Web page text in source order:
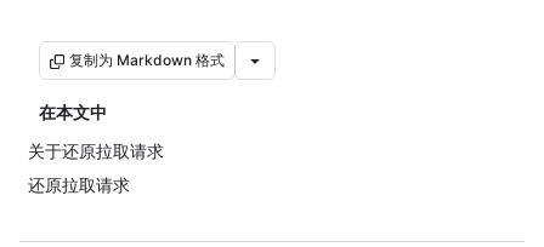
复制为 Markdown 格式
在本文中
关于还原拉取请求
还原拉取请求